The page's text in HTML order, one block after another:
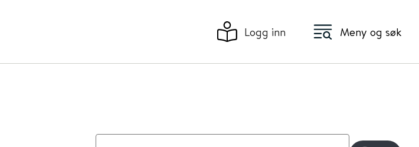
Logg inn Meny og søk